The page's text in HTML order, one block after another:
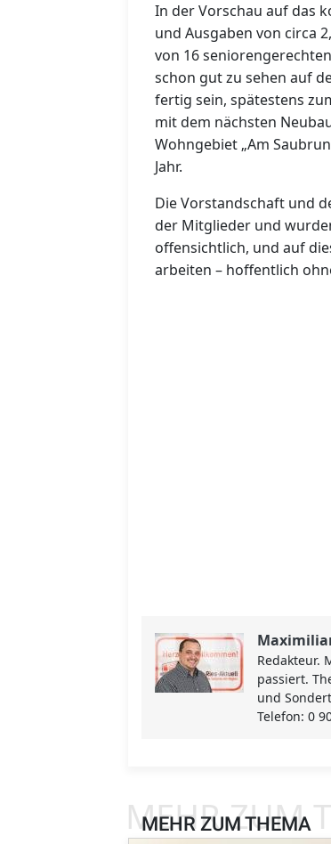
In der Vorschau auf das
und Ausgaben von circa
von 16
schon gut zu sehen auf
fertig sein, spätestens
mit dem nächsten
Wohngebiet „Am
Jahr.
Die Vorstandschaft und
der Mitglieder und
offensichtlich, und auf
arbeiten – hoffentlich
Redakteur.
passiert.
und
Telefon: 0
MEHR ZUM THEMA
MEHR ZUM